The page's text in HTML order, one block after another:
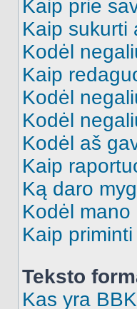
Kaip prie
Kaip sukurti
Kodėl
Kaip
Kodėl
Kodėl
Kodėl aš
Kaip
Ką daro
Kodėl
Kaip
Teksto
Kas yra